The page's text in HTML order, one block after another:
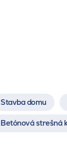
Stavba domu
Betónová strešná